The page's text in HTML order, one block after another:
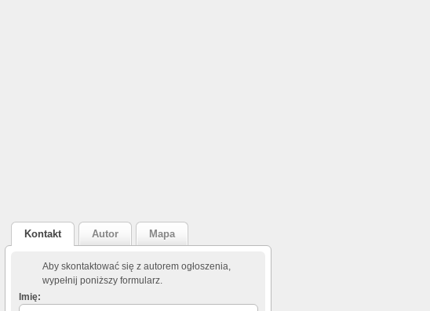
Kontakt Autor Mapa
Aby skontaktować się z autorem ogłoszenia,
wypełnij poniższy formularz.
Imię: